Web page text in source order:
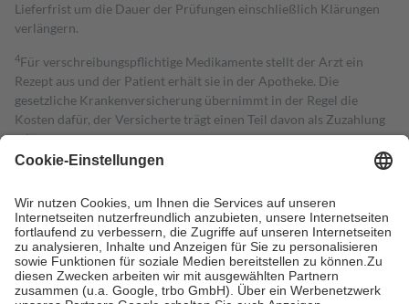
Lieferfrist um die Dauer der Prüfungen einschließlich Klärungen
verlängern.
4Für verschreibungspflichtige Medikamente stellt der Arzt ein
Rezept aus und der Patient erhält sie in der Apotheke. Die
gesetzliche Krankenversicherung übernimmt in der Regel die
Kosten dafür, der Versicherte trägt einen Teil davon als Zuzahlung
mit.
Grundsätzlich leisten Mitglieder Zuzahlungen in Höhe von zehn
höchstens zehn Euro.
Es sind jedoch nie mehr als die tatsächlichen
Kosten der Leistung zu entrichten.
Diese Regeln gelten grundsätzlich auch für Online-Apotheken.
Bei Heilmitteln und häuslicher Krankenpflege beträgt die
Zuzahlung zehn Prozent der Kosten sowie zehn Euro je
Verordnung.